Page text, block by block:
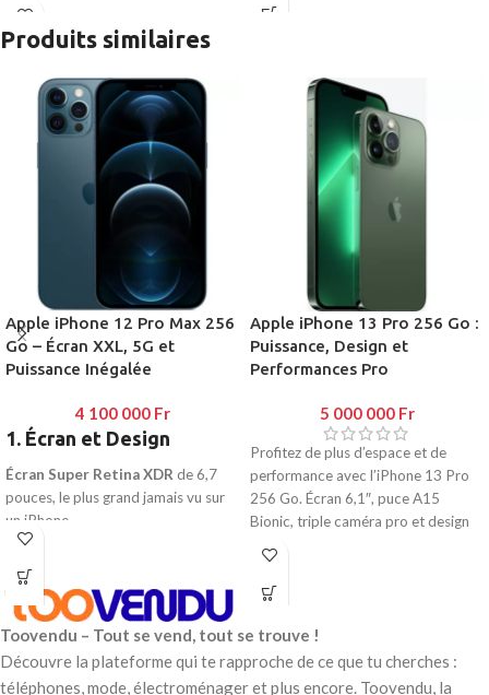
conserver vos photos, vidéos et
apps sans limites.
manière d’interagir avec vos
notifications et activités en cours.
Puce A16 Bionic
: La puce la plus
puissante pour des performances
inégalées et une efficacité
énergétique exceptionnelle.
professionnelle avec des détails
incroyables, même en basse lumière,
et prise en charge du mode
ProRAW.
Vidéo en mode Action et mode
Cinématique 4K: Captures fluides
Always-On Display: Consultez vos
informations sans réveiller l’écran.
Autonomie prolongée
de votre journée avec une batterie
qui tient encore plus longtemps.
Résistance premium
durabilité renforcée.
iOS 16: Des fonctionnalités
avancées et personnalisées pour
une utilisation quotidienne intuitive.
fluidité et une clarté visuelle
unique pour gérer vos notifications
et multitâches.
Puce A16 Bionic : Performances
ultra-rapides et efficacité
énergétique optimisée.
Caméra 48 MP avancée
époustouflants, mode ProRAW et
: Capturez des vidéos
professionnelles en toutes
circonstances.
Always-On Display: Consultez vos
Étanchéité et robustesse:
Résistance IP68 et Ceramic Shield
pour une durabilité maximale.
iOS 16 : Des fonctionnalités
expérience unique.
Produits similaires
Apple iPhone 12 Pro Max 256
Go – Écran XXL, 5G et
Puissance Inégalée
4 100 000 Fr
1. Écran et Design
Écran Super Retina XDR de 6,7
pouces, le plus grand jamais vu sur
un iPhone.
Ceramic Shield pour une résistance
accrue aux chutes (4x plus
résistant).
Design élégant avec acier
inoxydable et finitions haut de
gamme.
Résistance à l’eau et à la poussière
Apple iPhone 13 Pro 256 Go :
Puissance, Design et
Performances Pro
5 000 000 Fr
Profitez de plus d’espace et de
performance avec l’iPhone 13 Pro
256 Go. Écran 6,1″, puce A15
Bionic, triple caméra pro et design
Toovendu – Tout se vend, tout se trouve !
Découvre la plateforme qui te rapproche de ce que tu cherches :
téléphones, mode, électroménager et plus encore. Toovendu, la